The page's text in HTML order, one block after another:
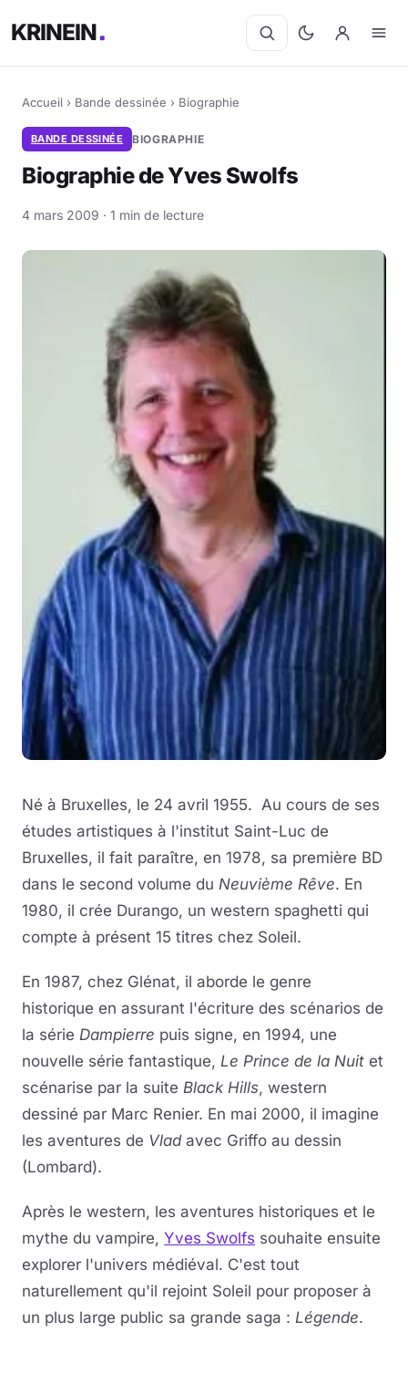
KRINEIN
Accueil › Bande dessinée › Biographie
BANDE DESSINÉE BIOGRAPHIE
Biographie de Yves Swolfs
4 mars 2009 · 1 min de lecture
Né à Bruxelles, le 24 avril 1955. Au cours de ses
études artistiques à l'institut Saint-Luc de
Bruxelles, il fait paraître, en 1978, sa première BD
dans le second volume du Neuvième Rêve. En
1980, il crée Durango, un western spaghetti qui
compte à présent 15 titres chez Soleil.
En 1987, chez Glénat, il aborde le genre
historique en assurant l'écriture des scénarios de
la série Dampierre puis signe, en 1994, une
nouvelle série fantastique, Le Prince de la Nuit et
scénarise par la suite Black Hills, western
dessiné par Marc Renier. En mai 2000, il imagine
les aventures de Vladavec Griffo au dessin
(Lombard).
Après le western, les aventures historiques et le
mythe du vampire, Yves Swolfs souhaite ensuite
explorer l'univers médiéval. C'est tout
naturellement qu'il rejoint Soleil pour proposer à
un plus large public sa grande saga : Légende.